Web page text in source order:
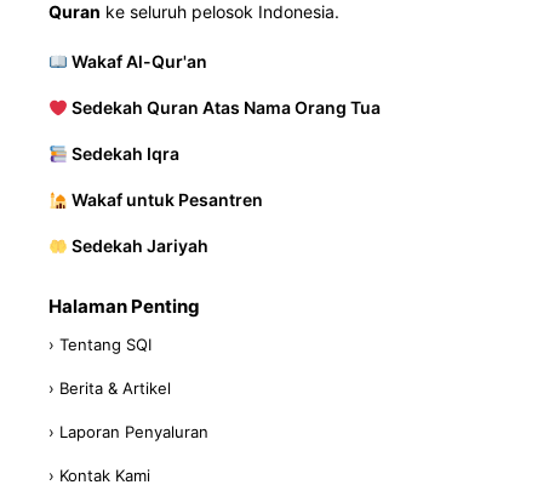
Quran ke seluruh pelosok Indonesia.
Wakaf Al-Qur'an
Sedekah Quran Atas Nama Orang Tua
Sedekah Iqra
Wakaf untuk Pesantren
Sedekah Jariyah
Halaman Penting
› Tentang SQI
› Berita & Artikel
› Laporan Penyaluran
› Kontak Kami